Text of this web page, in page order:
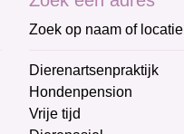
Zoek op naam of locatie
Dierenartsenpraktijk
Hondenpension
Vrije tijd